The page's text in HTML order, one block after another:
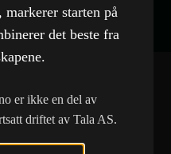
starten på
det beste fra
er ikke en del av
driftet av Tala AS.